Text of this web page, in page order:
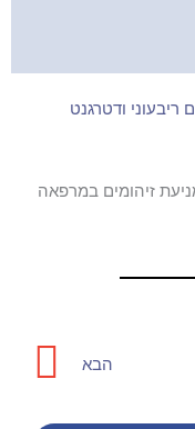
ריבעוני ודטרגנט
זיהומים במרפאה
הבא